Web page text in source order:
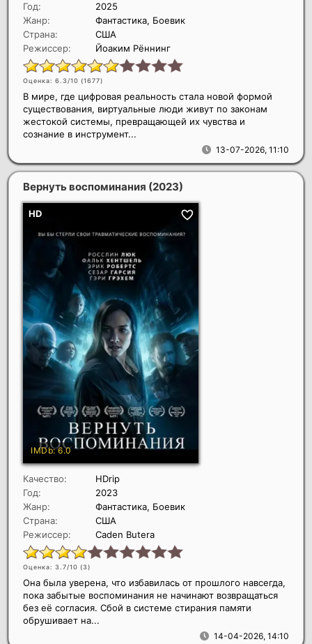
Год:
2025
Жанр:
Фантастика, Боевик
Страна:
США
Режиссер:
Йоаким Рённинг
Оценка: 6.3/10 (1677)
13-07-2026, 11:10
В мире, где цифровая реальность стала новой формой
существования, виртуальные люди живут по законам
жестокой системы, превращающей их чувства и
сознание в инструмент...
Вернуть воспоминания (2023)
Качество:
HDrip
Год:
2023
Жанр:
Фантастика, Боевик
Страна:
США
Режиссер:
Caden Butera
Оценка: 3.7/10 (3)
14-04-2026, 14:10
Она была уверена, что избавилась от прошлого навсегда,
пока забытые воспоминания не начинают возвращаться
без её согласия. Сбой в системе стирания памяти
обрушивает на...